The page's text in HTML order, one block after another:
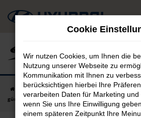
Zum
Hauptinhalt
Startseite Regensburg Hyundai
günstig kaufen
Cookie
Wir nutzen Cookies, um Ihnen die
Nutzung unserer Webseite zu
Kommunikation mit Ihnen zu
berücksichtigen hierbei Ihre
verarbeiten Daten für Marketing und
wenn Sie uns Ihre Einwilligung
einem späteren Zeitpunkt Ihre